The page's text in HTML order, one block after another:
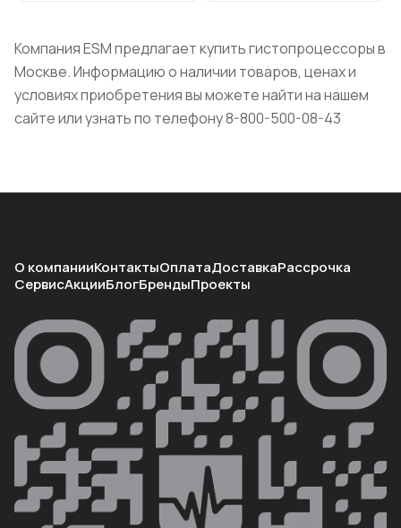
Компания ESM предлагает купитьгистопроцессорыв
Москве. Информацию о наличии товаров, ценах и
условиях приобретения вы можете найти на нашем
сайте или узнать по телефону8-800-500-08-43
О компанииКонтактыОплатаДоставкаРассрочка
СервисАкцииБлогБрендыПроекты